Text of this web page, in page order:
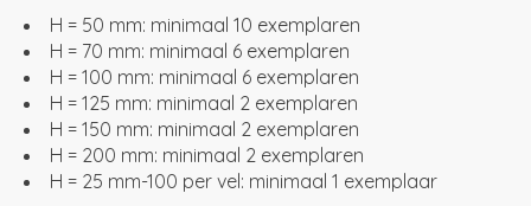
H = 50 mm: minimaal 10 exemplaren
H = 70 mm: minimaal 6 exemplaren
H = 100 mm: minimaal 6 exemplaren
H = 125 mm: minimaal 2 exemplaren
H = 150 mm: minimaal 2 exemplaren
H = 200 mm: minimaal 2 exemplaren
H = 25 mm-100 per vel: minimaal 1 exemplaar